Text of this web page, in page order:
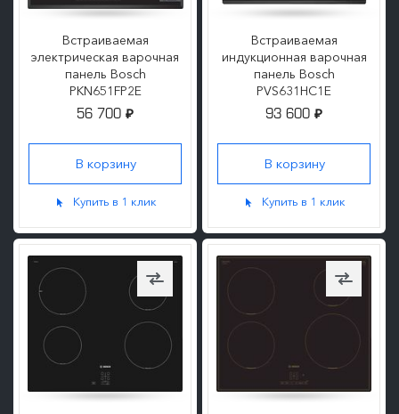
Встраиваемая
электрическая варочная
панель Bosch
PKN651FP2E
56 700 ₽
Купить в 1 клик
Встраиваемая
индукционная варочная
панель Bosch
PVS631HC1E
93 600 ₽
Купить в 1 клик
ПОДРОБНЕЕ ПОДРОБНЕЕ